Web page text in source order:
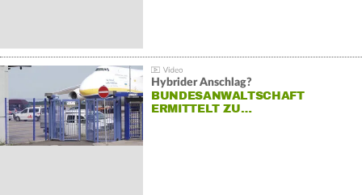
Hybrider Anschlag?
BUNDESANWALTSCHAFT
ERMITTELT ZU…